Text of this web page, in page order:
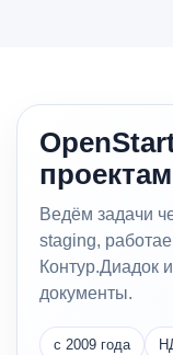
Ведём задачи
staging,
Контур.Диадок
документы.
с 2009 года